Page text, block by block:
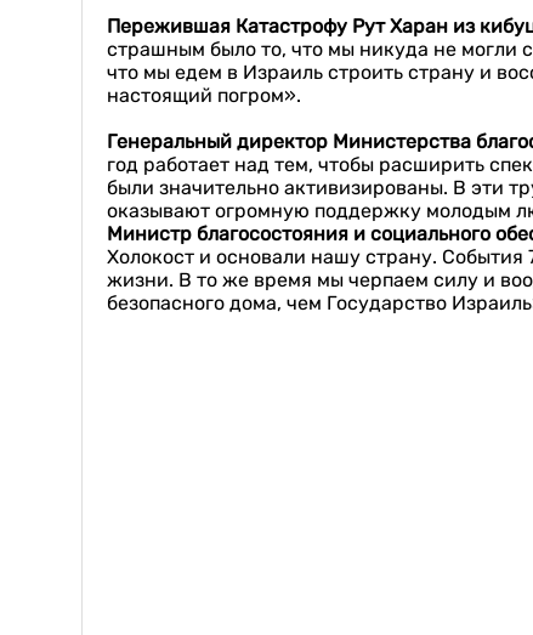
Пережившая Катастрофу РутХаран из
страшным было то, что мы никуда не могли
что мы едем в Израиль строить страну и
настоящий погром».
Генеральный директор Министерства
год работает над тем, чтобы расширить
были значительно активизированы. В эти
оказывают огромную поддержку молодым
Министр благосостояния и социального
Холокост и основали нашу страну.
жизни. В то же время мы черпаем силу и
безопасного дома, чем Государство